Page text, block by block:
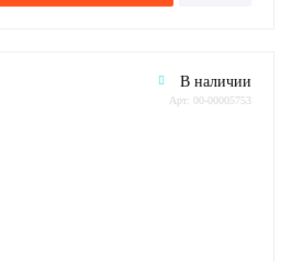
В наличии
Арт: 00-00005753